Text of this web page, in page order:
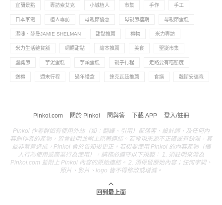
宜蘭景點 專訪索艾克 小城植人 市集 手作 手工
日本家電 植人專訪 母親節優惠 母親節檔期 母親節蛋糕
潔咪．薛曼JAMIE SHELMAN 甜點推薦 禮物 米力專訪
米力生活雜貨舖 網購甜點 繪本推薦 美食 聖誕市集
聖誕節 芋泥蛋糕 芋頭蛋糕 親子行程 走路要有喵態度
送禮 週末行程 過年禮盒 達克瓦茲推薦 食譜 魏斯安德森
Pinkoi.com 關於 Pinkoi 問與答 下載 APP 登入/註冊
Pinkoi 作者群如有使用外站（如：翻譯、引用）部落客、設計師、及任何內
容創作者的產物，皆會註明並附上原著連結。若發現來源不正確或有缺漏，其
並非蓄意造成，Pinkoi 會於告知後更正。若想要使用 Pinkoi 的內容產物（個
人行為使用或商業行為使用），請務必遵守以下規範： 1. 須註明來源為
Pinkoi.com 並附上 Pinkoi 內容的原始連結。 2. 須保留原始內容；任何字詞、
照片、影片、logo 皆不得修改或增減。
回到最上面